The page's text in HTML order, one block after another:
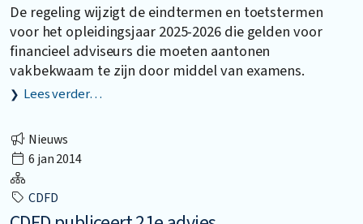
De regeling wijzigt de eindtermen en toetstermen
voor het opleidingsjaar 2025-2026 die gelden voor
financieel adviseurs die moeten aantonen
vakbekwaam te zijn door middel van examens.
Lees verder…
Nieuws
6 jan 2014
CDFD